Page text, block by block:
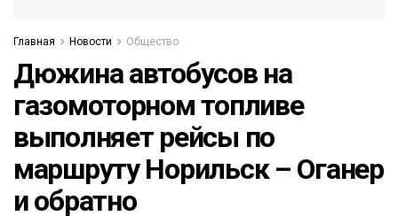
Главная Новости Общество
Дюжина автобусов на
газомоторном топливе
выполняет рейсы по
маршруту Норильск – Оганер
и обратно